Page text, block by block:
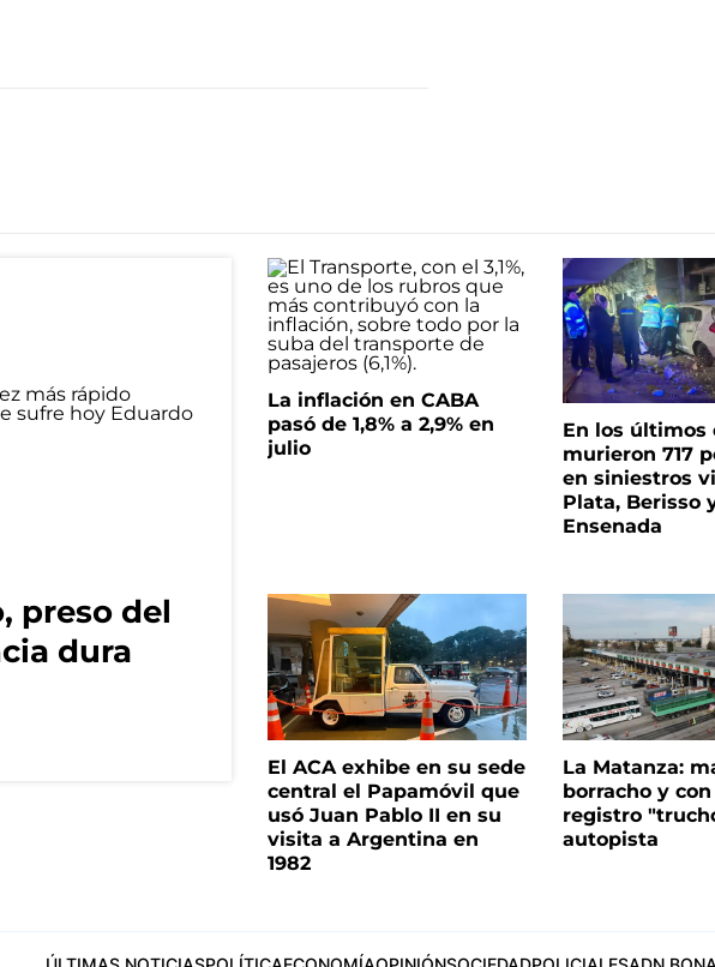
preso del
dura
La inflación en CABA
pasó de 1,8% a 2,9% en
julio
En los últimos
murieron 717
en siniestros
Plata, Berisso
Ensenada
El ACA exhibe en su sede
central el Papamóvil que
usó Juan Pablo II en su
visita a Argentina en
1982
La Matanza:
borracho y
registro
autopista